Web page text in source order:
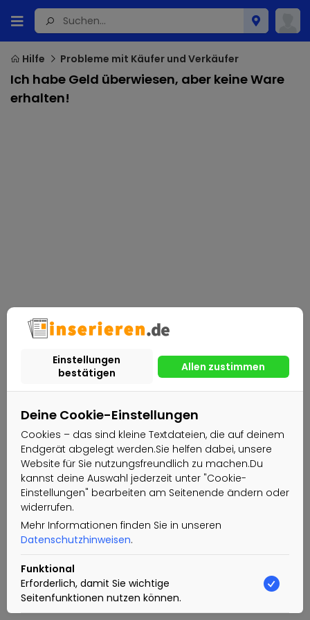
Deine Cookie-Einstellungen
Cookies – das sind kleine Textdateien, die auf deinem
Endgerät abgelegt werden.Sie helfen dabei, unsere
Website für Sie nutzungsfreundlich zu machen.Du
kannst deine Auswahl jederzeit unter "Cookie-
Einstellungen" bearbeiten am Seitenende ändern oder
widerrufen.
Mehr Informationen finden Sie in unseren
Datenschutzhinweisen.
Funktional
Erforderlich, damit Sie wichtige
Seitenfunktionen nutzen können.
Hilfe Probleme mit Käufer und Verkäufer
Ich habe Geld überwiesen, aber keine Ware
erhalten!